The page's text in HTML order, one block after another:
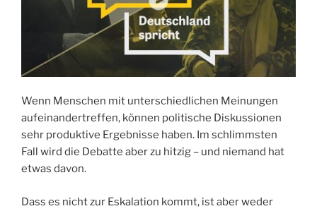
Wenn Menschen mit unterschiedlichen Meinungen
aufeinandertreffen, können politische Diskussionen
sehr produktive Ergebnisse haben. Im schlimmsten
Fall wird die Debatte aber zu hitzig – und niemand hat
etwas davon.
Dass es nicht zur Eskalation kommt, ist aber weder